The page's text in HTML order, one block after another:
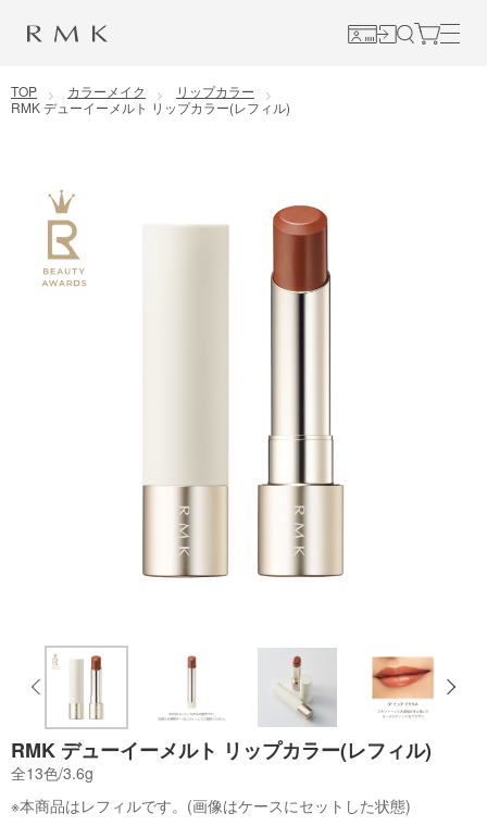
コンテンツに移動
TOP カラーメイク
リップカラー
RMK デューイーメルト リップカラー(レフィル)
RMK デューイーメルト リップカラー(レフィル)
全13色/3.6g
※本商品はレフィルです。(画像はケースにセットした状態)